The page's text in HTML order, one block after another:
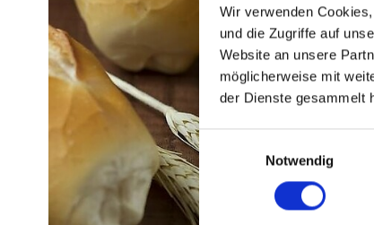
Wir verwenden
und die Zugriffe auf
Website an unsere
möglicherweise mit
der Dienste gesammelt
Einwilligungsauswahl
Notwendig